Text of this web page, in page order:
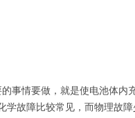
事情要做，就是使电池体内
故障比较常见，而物理故